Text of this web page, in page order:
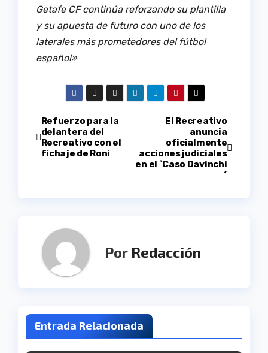
Getafe CF continúa reforzando su plantilla
y su apuesta de futuro con uno de los
laterales más prometedores del fútbol
español»
Navegación
de
El Recreativo
anuncia
oficialmente
acciones judiciales
en el `Caso Davinchi
´
Refuerzo para la
delantera del
Recreativo con el
fichaje de Roni
Por Redacción
Entrada Relacionada